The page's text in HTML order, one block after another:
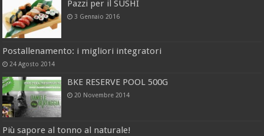
Pazzi per il SUSHI
3 Gennaio 2016
Postallenamento: i migliori integratori
24 Agosto 2014
BKE RESERVE POOL 500G
20 Novembre 2014
Più sapore al tonno al naturale!